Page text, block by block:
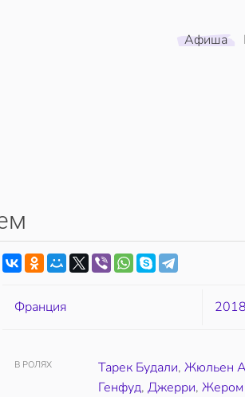
Афиша
Франция 2018
В РОЛЯХ Тарек Будали,Жюльен
Генфуд,Джерри,Жером